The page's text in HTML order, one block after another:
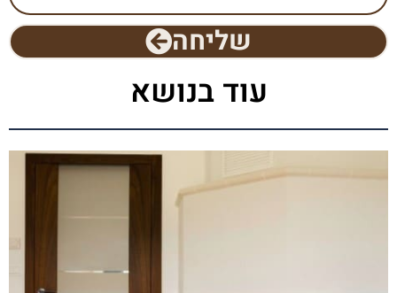
שליחה
עוד בנושא